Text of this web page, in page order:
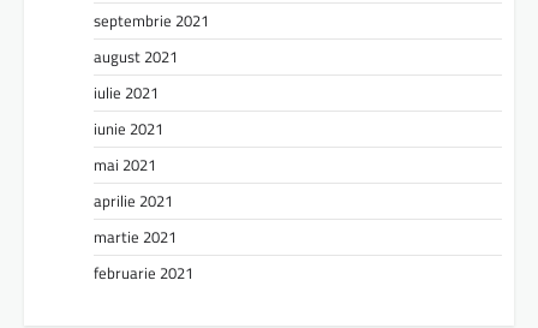
septembrie 2021
august 2021
iulie 2021
iunie 2021
mai 2021
aprilie 2021
martie 2021
februarie 2021